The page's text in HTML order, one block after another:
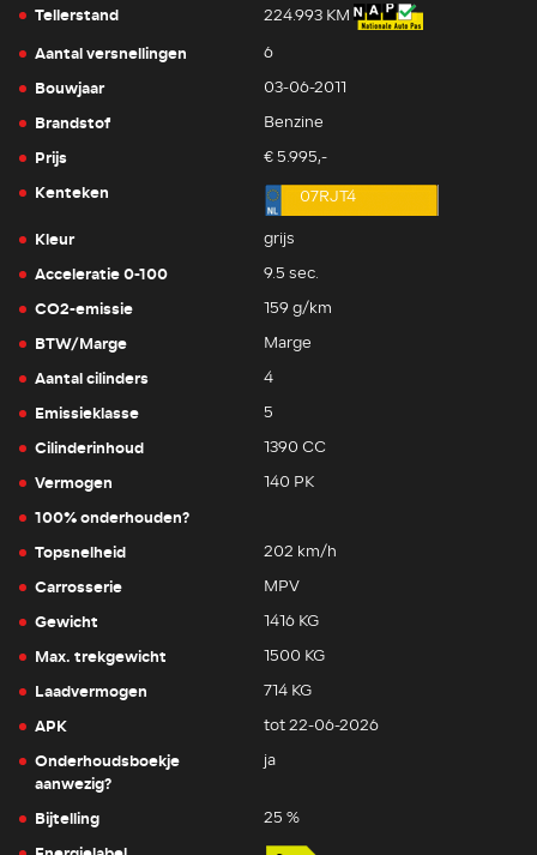
Tellerstand 224.993 KM
Aantal versnellingen 6
Bouwjaar 03-06-2011
Brandstof Benzine
Prijs € 5.995,-
Kenteken 07RJT4
Kleur grijs
Acceleratie 0-100 9.5 sec.
CO2-emissie 159 g/km
BTW/Marge Marge
Aantal cilinders 4
Emissieklasse 5
Cilinderinhoud 1390 CC
Vermogen 140 PK
100% onderhouden?
Topsnelheid
202 km/h
Carrosserie MPV
Gewicht 1416 KG
Max. trekgewicht 1500 KG
Laadvermogen 714 KG
APK tot 22-06-2026
Onderhoudsboekje
aanwezig?
ja
Bijtelling 25 %